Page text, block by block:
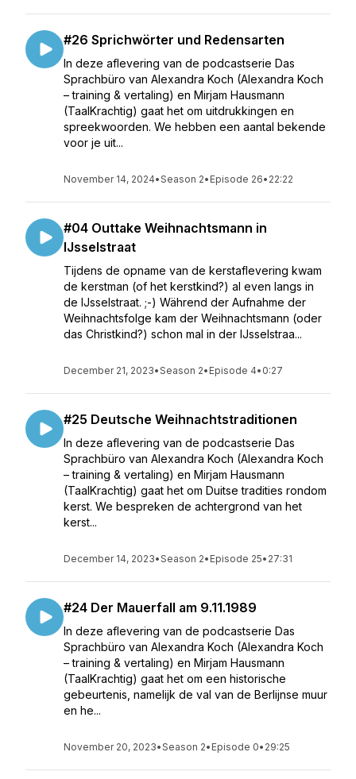
#26 Sprichwörter und Redensarten
In deze aflevering van de podcastserie Das
Sprachbüro van Alexandra Koch (Alexandra Koch
– training & vertaling) en Mirjam Hausmann
(TaalKrachtig) gaat het om uitdrukkingen en
spreekwoorden. We hebben een aantal bekende
voor je uit...
November 14, 2024•Season 2• Episode 26• 22:22
#04 Outtake Weihnachtsmann in
IJsselstraat
Tijdens de opname van de kerstaflevering kwam
de kerstman (of het kerstkind?) al even langs in
de IJsselstraat. ;-) Während der Aufnahme der
Weihnachtsfolge kam der Weihnachtsmann (oder
das Christkind?) schon mal in der IJsselstraa...
December 21, 2023•Season 2• Episode 4• 0:27
#25 Deutsche Weihnachtstraditionen
In deze aflevering van de podcastserie Das
Sprachbüro van Alexandra Koch (Alexandra Koch
– training & vertaling) en Mirjam Hausmann
(TaalKrachtig) gaat het om Duitse tradities rondom
kerst. We bespreken de achtergrond van het
kerst...
December 14, 2023•Season 2• Episode 25• 27:31
#24 Der Mauerfall am 9.11.1989
In deze aflevering van de podcastserie Das
Sprachbüro van Alexandra Koch (Alexandra Koch
– training & vertaling) en Mirjam Hausmann
(TaalKrachtig) gaat het om een historische
gebeurtenis, namelijk de val van de Berlijnse muur
en he...
November 20, 2023•Season 2• Episode 0• 29:25